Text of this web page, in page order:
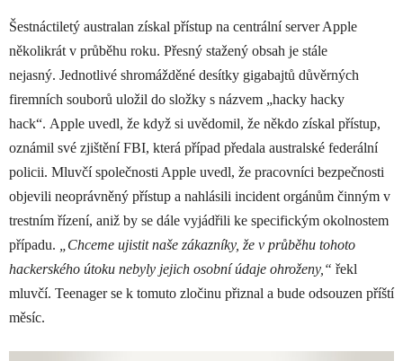
Šestnáctiletý australan získal přístup na centrální server Apple
několikrát v průběhu roku. Přesný stažený obsah je stále
nejasný. Jednotlivé shromážděné desítky gigabajtů důvěrných
firemních souborů uložil do složky s názvem „hacky hacky
hack“. Apple uvedl, že když si uvědomil, že někdo získal přístup,
oznámil své zjištění FBI, která případ předala australské federální
policii. Mluvčí společnosti Apple uvedl, že pracovníci bezpečnosti
objevili neoprávněný přístup a nahlásili incident orgánům činným v
trestním řízení, aniž by se dále vyjádřili ke specifickým okolnostem
případu. „Chceme ujistit naše zákazníky, že v průběhu tohoto
hackerského útoku nebyly jejich osobní údaje ohroženy,“ řekl
mluvčí. Teenager se k tomuto zločinu přiznal a bude odsouzen příští
měsíc.